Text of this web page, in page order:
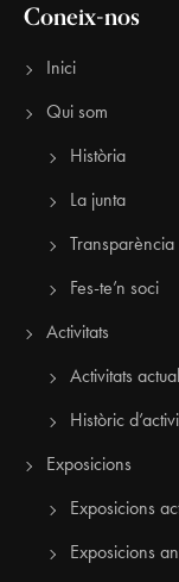
Coneix-nos
Inici
Qui som
Història
La junta
Transparència
Fes-te’n soci
Activitats
Activitats
Històric
Exposicions
Exposicions
Exposicions